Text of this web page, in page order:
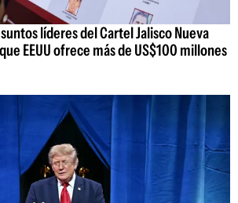
líderes del Cartel Jalisco Nueva
EEUU ofrece más de US$100 millones